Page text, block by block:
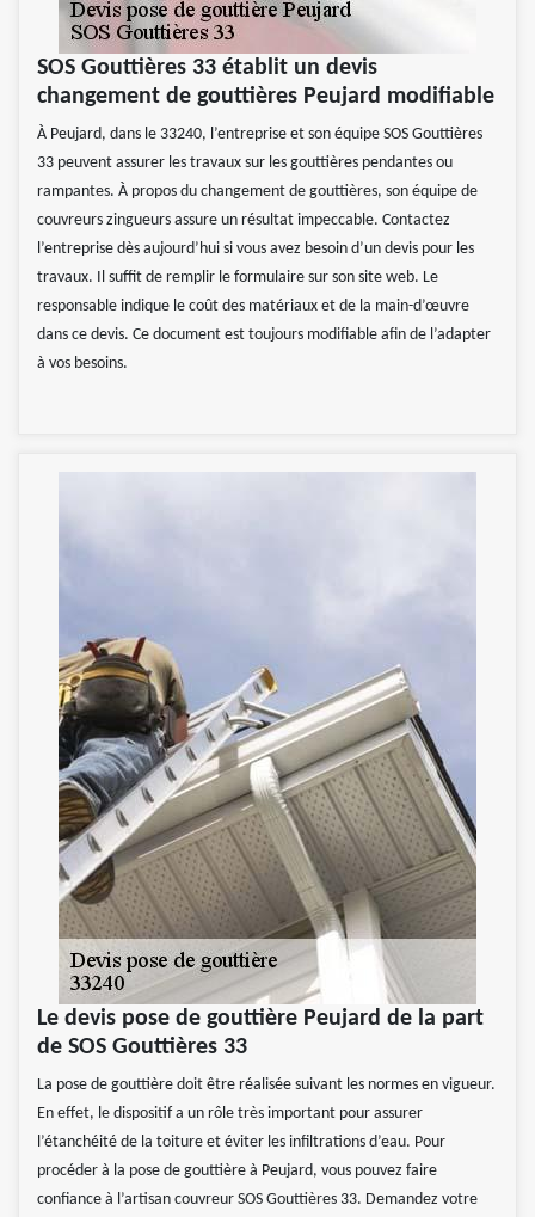
SOS Gouttières 33 établit un devis
changement de gouttières Peujard modifiable
À Peujard, dans le 33240, l’entreprise et son équipe SOS Gouttières
33 peuvent assurer les travaux sur les gouttières pendantes ou
rampantes. À propos du changement de gouttières, son équipe de
couvreurs zingueurs assure un résultat impeccable. Contactez
l’entreprise dès aujourd’hui si vous avez besoin d’un devis pour les
travaux. Il suffit de remplir le formulaire sur son site web. Le
responsable indique le coût des matériaux et de la main-d’œuvre
dans ce devis. Ce document est toujours modifiable afin de l’adapter
à vos besoins.
Le devis pose de gouttière Peujard de la part
de SOS Gouttières 33
La pose de gouttière doit être réalisée suivant les normes en vigueur.
En effet, le dispositif a un rôle très important pour assurer
l’étanchéité de la toiture et éviter les infiltrations d’eau. Pour
procéder à la pose de gouttière à Peujard, vous pouvez faire
confiance à l’artisan couvreur SOS Gouttières 33. Demandez votre